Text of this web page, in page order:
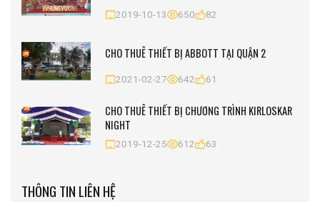
2019-10-13 650 82
CHO THUÊ THIẾT BỊ ABBOTT TẠI QUẬN 2
2021-02-27 642 61
CHO THUÊ THIẾT BỊ CHƯƠNG TRÌNH KIRLOSKAR
NIGHT
2019-12-25 612 63
THÔNG TIN LIÊN HỆ